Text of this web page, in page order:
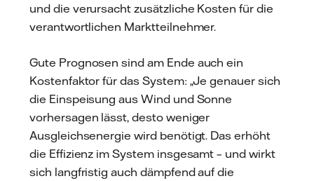
und die verursacht zusätzliche Kosten für die
verantwortlichen Marktteilnehmer.
Gute Prognosen sind am Ende auch ein
Kostenfaktor für das System: „Je genauer sich
die Einspeisung aus Wind und Sonne
vorhersagen lässt, desto weniger
Ausgleichsenergie wird benötigt. Das erhöht
die Effizienz im System insgesamt – und wirkt
sich langfristig auch dämpfend auf die